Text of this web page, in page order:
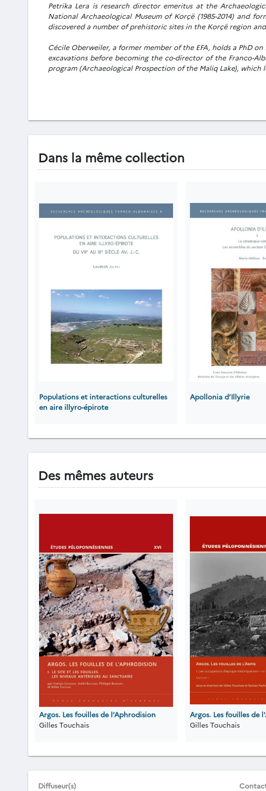
Petrika Lera is research director emeritus at the
National Archaeological Museum of Korçë (1985-2014) and
discovered a number of prehistoric sites in the Korçë region
Cécile Oberweiler, a former member of the EFA, holds a PhD
excavations before becoming the co-director of the Franco-
program (Archaeological Prospection of the Maliq Lake),
Dans la même collection
Populations et interactions culturelles
en aire illyro-épirote
Apollonia d’Illyrie
Des mêmes auteurs
Argos. Les fouilles de l’Aphrodision
Gilles Touchais
Argos. Les fouilles de
Gilles Touchais
Diffuseur(s)